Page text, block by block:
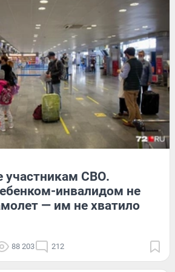
участникам СВО.
инвалидом не
— им не хватило
88 203 212